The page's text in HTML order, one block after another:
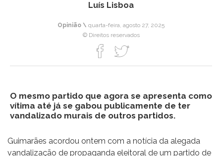
Luís Lisboa
Opinião \ quarta-feira, agosto 27, 2025
© Direitos reservados
O mesmo partido que agora se apresenta como
vítima até já se gabou publicamente de ter
vandalizado murais de outros partidos.
Guimarães acordou ontem com a notícia da alegada
vandalização de propaganda eleitoral de um partido de